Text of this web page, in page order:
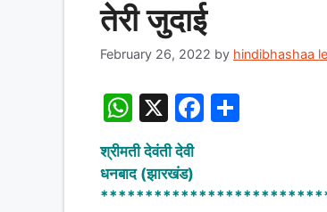
तेरी जुदाई
February 26, 2022 by hindibhashaa
W
h
at
s
X
F
e e
श्रीमती देवंती देवी
धनबाद (झारखंड)